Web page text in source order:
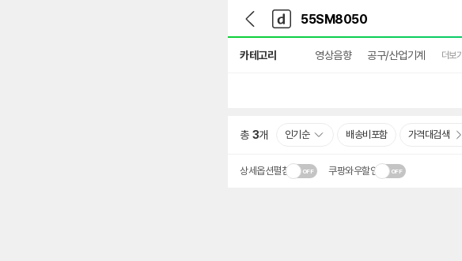
다
나
와
가
기
다
와
메
인
카테고리 영상음향 공구/산업기계 더보기
총 3개 인기순 배송비포함 가격대검색
상세옵션펼침 쿠팡와우할인